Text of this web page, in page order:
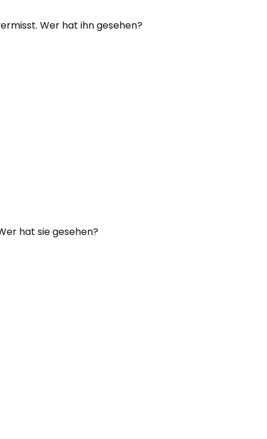
Wer hat ihn gesehen?
hat sie gesehen?